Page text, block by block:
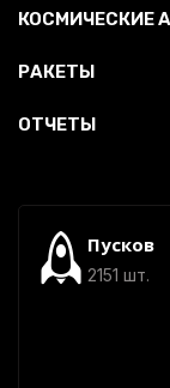
КОСМИЧЕСКИЕ
РАКЕТЫ
ОТЧЕТЫ
Пусков
2151 шт.